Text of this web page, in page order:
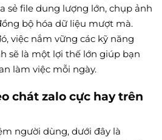
sẻ file dung lượng lớn, chụp ảnh
bộ hóa dữ liệu mượt mà.
việc nắm vững các kỹ năng
sẽ là một lợi thế lớn giúp bạn
làm việc mỗi ngày.
chát zalo cực hay trên
người dùng, dưới đây là